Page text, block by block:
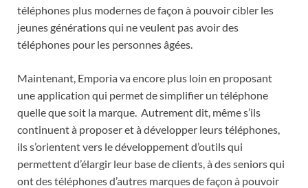
téléphones plus modernes de façon à pouvoir cibler les
jeunes générations qui ne veulent pas avoir des
téléphones pour les personnes âgées.
Maintenant, Emporia va encore plus loin en proposant
une application qui permet de simplifier un téléphone
quelle que soit la marque. Autrement dit, même s’ils
continuent à proposer et à développer leurs téléphones,
ils s’orientent vers le développement d’outils qui
permettent d’élargir leur base de clients, à des seniors qui
ont des téléphones d’autres marques de façon à pouvoir